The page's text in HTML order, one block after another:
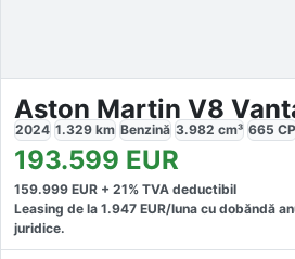
Aston Martin V8
2024 1.329 km Benzină 3.982 cm³ 665 CP
193.599 EUR
159.999 EUR + 21% TVA deductibil
Leasing de la 1.947 EUR/luna cu dobăndă
juridice.